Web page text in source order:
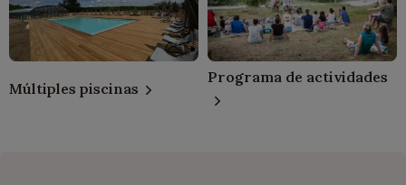
Múltiples piscinas
Programa de actividades